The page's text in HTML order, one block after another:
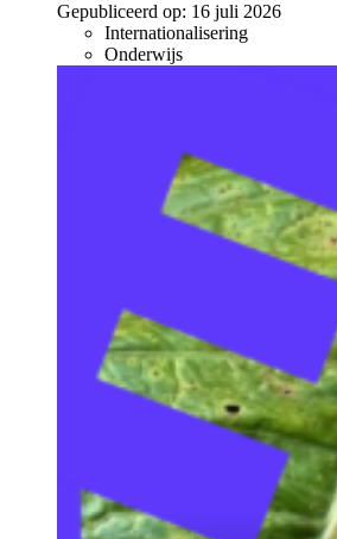
Gepubliceerd op: 16 juli 2026
Internationalisering
Onderwijs